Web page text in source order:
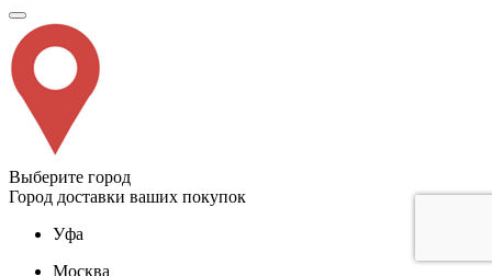
Выберите город
Город доставки ваших покупок
Уфа
Москва